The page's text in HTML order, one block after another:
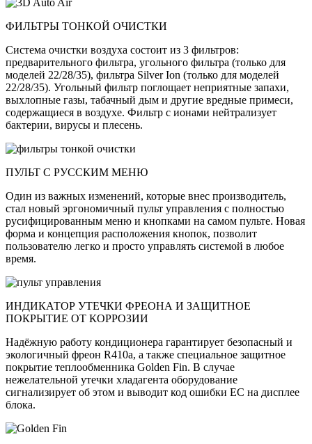
ФИЛЬТРЫ ТОНКОЙ ОЧИСТКИ
Система очистки воздуха состоит из 3 фильтров:
предварительного фильтра, угольного фильтра (только для
моделей 22/28/35), фильтра Silver Ion (только для моделей
22/28/35). Угольный фильтр поглощает неприятные запахи,
выхлопные газы, табачный дым и другие вредные примеси,
содержащиеся в воздухе. Фильтр с ионами нейтрализует
бактерии, вирусы и плесень.
ПУЛЬТ С РУССКИМ МЕНЮ
Один из важных изменений, которые внес производитель,
стал новый эргономичный пульт управления с полностью
русифицированным меню и кнопками на самом пульте. Новая
форма и концепция расположения кнопок, позволит
пользователю легко и просто управлять системой в любое
время.
ИНДИКАТОР УТЕЧКИ ФРЕОНА И ЗАЩИТНОЕ
ПОКРЫТИЕ ОТ КОРРОЗИИ
Надёжную работу кондиционера гарантирует безопасный и
экологичный фреон R410a, а также специальное защитное
покрытие теплообменника Golden Fin. В случае
нежелательной утечки хладагента оборудование
сигнализирует об этом и выводит код ошибки ЕС на дисплее
блока.